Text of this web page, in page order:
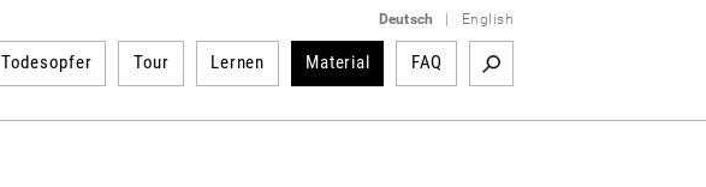
Deutsch English
Todesopfer Tour Lernen Material FAQ